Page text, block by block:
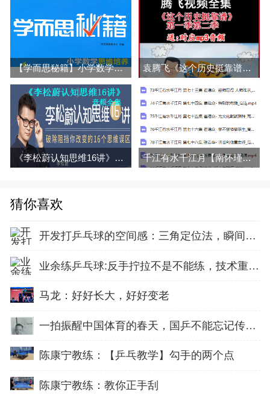
【学而思秘籍】小学数学1-6年级思维培养教程 1-12级240讲带讲义网盘分享 袁腾飞《这个历史挺靠谱》第一季+第二季视频和音频全集百度网盘下载
《李松蔚认知思维16讲》音频全集百度网盘百度云下载 千江有水千江月【南怀瑾】视频百度网盘下载
猜你喜欢
开发打乒乓球的空间感：三角定位法，瞬间找准最佳击球点
业余练乒乓球:反手拧拉不是不能练，技术重点就不在手上
马龙：好好长大，好好变老
一拍振醒中国体育的春天，国乒不能忘记传奇前辈这份初心！
陈康宁教练：【乒乓教学】勾手的两个点
陈康宁教练：教你正手刮